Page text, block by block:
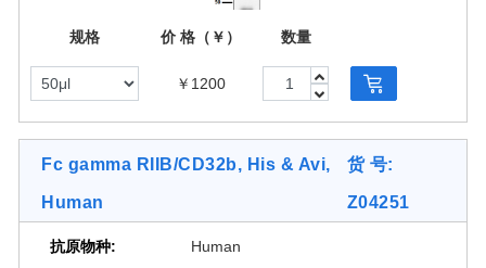
[2 Images]
规格 价 格（￥） 数量
￥1200
Fc gamma RIIB/CD32b, His & Avi,
Human
货 号:
Z04251
抗原物种:
Human